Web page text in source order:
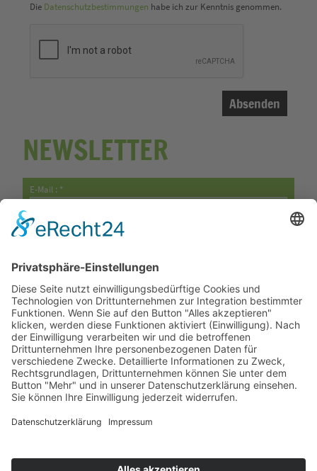
Die Datenschutzbestimmungen habe ich zur Kenntnis genommen.
NEWSLETTER
E-Mail : *
Nachname : *
DieDatenschutzbestimmungenhabe ich zur Kenntnis genommen.
Mit einem Stern * markierte Felder müssen ausgefüllt werden!